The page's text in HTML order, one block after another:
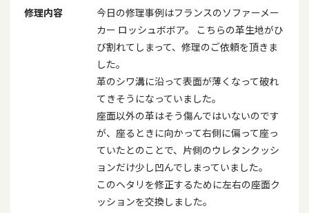
修理内容
今日の修理事例はフランスのソファーメー
カー ロッシュボボア。 こちらの革生地がひ
び割れてしまって、修理のご依頼を頂きま
した。
革のシワ溝に沿って表面が薄くなって破れ
てきそうになっていました。
座面以外の革はそう傷んではいないのです
が、座るときに向かって右側に偏って座っ
ていたとのことで、片側のウレタンクッシ
ョンだけ少し凹んでしまっていました。
このヘタリを修正するために左右の座面ク
ッションを交換しました。